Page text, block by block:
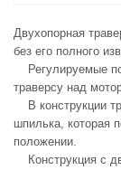
Двухопорная
без его полного
Регулируемые
траверсу над
В конструкции
шпилька, которая
положении.
Конструкция с